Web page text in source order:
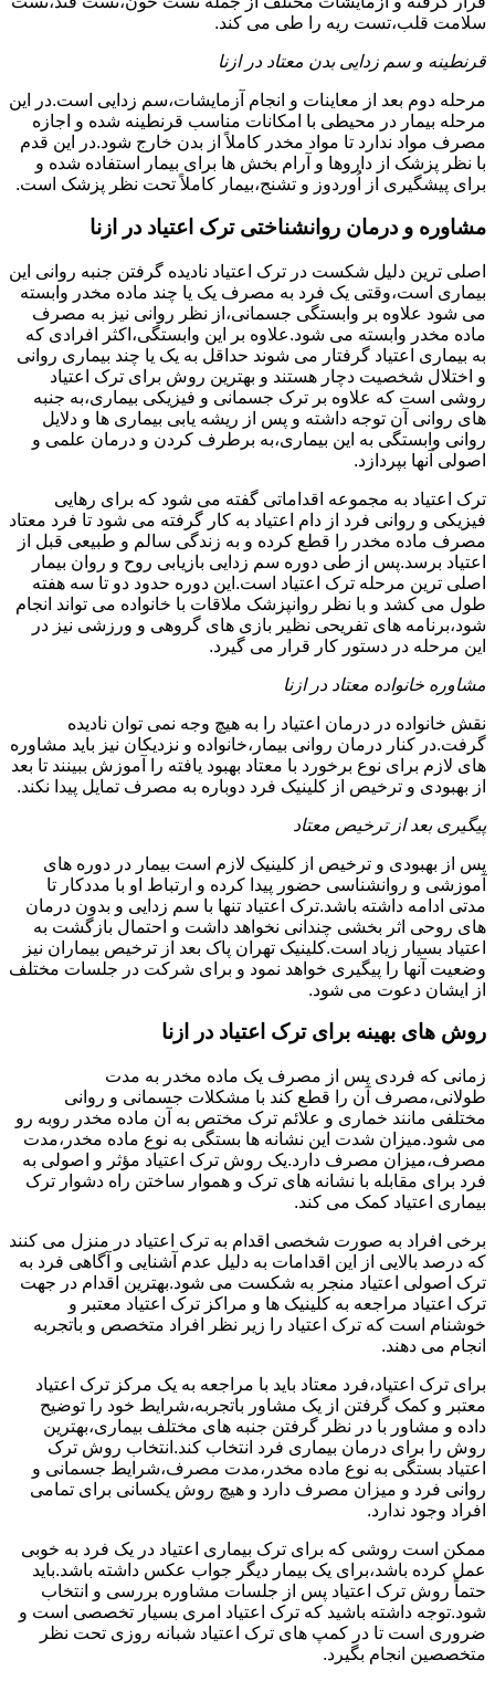
سلامت قلب،تست ریه را طی می کند.
قرنطینه و سم زدایی بدن معتاد در ازنا
مرحله دوم بعد از معاینات و انجام آزمایشات،سم زدایی است.در این
مرحله بیمار در محیطی با امکانات مناسب قرنطینه شده و اجازه
مصرف مواد ندارد تا مواد مخدر کاملاً از بدن خارج شود.در این قدم
با نظر پزشک از داروها و آرام بخش ها برای بیمار استفاده شده و
برای پیشگیری از اُوردوز و تشنج،بیمار کاملاً تحت نظر پزشک است.
مشاوره و درمان روانشناختی ترک اعتیاد در ازنا
اصلی ترین دلیل شکست در ترک اعتیاد نادیده گرفتن جنبه روانی این
بیماری است،وقتی یک فرد به مصرف یک یا چند ماده مخدر وابسته
می شود علاوه بر وابستگی جسمانی،از نظر روانی نیز به مصرف
ماده مخدر وابسته می شود.علاوه بر این وابستگی،اکثر افرادی که
به بیماری اعتیاد گرفتار می شوند حداقل به یک یا چند بیماری روانی
و اختلال شخصیت دچار هستند و بهترین روش برای ترک اعتیاد
روشی است که علاوه بر ترک جسمانی و فیزیکی بیماری،به جنبه
های روانی آن توجه داشته و پس از ریشه یابی بیماری ها و دلایل
روانی وابستگی به این بیماری،به برطرف کردن و درمان علمی و
اصولی آنها بپردازد.
ترک اعتیاد به مجموعه اقداماتی گفته می شود که برای رهایی
فیزیکی و روانی فرد از دام اعتیاد به کار گرفته می شود تا فرد معتاد
مصرف ماده مخدر را قطع کرده و به زندگی سالم و طبیعی قبل از
اعتیاد برسد.پس از طی دوره سم زدایی بازیابی روح و روان بیمار
اصلی ترین مرحله ترک اعتیاد است.این دوره حدود دو تا سه هفته
طول می کشد و با نظر روانپزشک ملاقات با خانواده می تواند انجام
شود،برنامه های تفریحی نظیر بازی های گروهی و ورزشی نیز در
این مرحله در دستور کار قرار می گیرد.
مشاوره خانواده معتاد در ازنا
نقش خانواده در درمان اعتیاد را به هیچ وجه نمی توان نادیده
گرفت.در کنار درمان روانی بیمار،خانواده و نزدیکان نیز باید مشاوره
های لازم برای نوع برخورد با معتاد بهبود یافته را آموزش ببینند تا بعد
از بهبودی و ترخیص از کلینیک فرد دوباره به مصرف تمایل پیدا نکند.
پیگیری بعد از ترخیص معتاد
پس از بهبودی و ترخیص از کلینیک لازم است بیمار در دوره های
آموزشی و روانشناسی حضور پیدا کرده و ارتباط او با مددکار تا
مدتی ادامه داشته باشد.ترک اعتیاد تنها با سم زدایی و بدون درمان
های روحی اثر بخشی چندانی نخواهد داشت و احتمال بازگشت به
اعتیاد بسیار زیاد است.کلینیک تهران پاک بعد از ترخیص بیماران نیز
وضعیت آنها را پیگیری خواهد نمود و برای شرکت در جلسات مختلف
از ایشان دعوت می شود.
روش های بهینه برای ترک اعتیاد در ازنا
زمانی که فردی پس از مصرف یک ماده مخدر به مدت
طولانی،مصرف آن را قطع کند با مشکلات جسمانی و روانی
مختلفی مانند خماری و علائم ترک مختص به آن ماده مخدر روبه رو
می شود.میزان شدت این نشانه ها بستگی به نوع ماده مخدر،مدت
مصرف،میزان مصرف دارد.یک روش ترک اعتیاد مؤثر و اصولی به
فرد برای مقابله با نشانه های ترک و هموار ساختن راه دشوار ترک
بیماری اعتیاد کمک می کند.
برخی افراد به صورت شخصی اقدام به ترک اعتیاد در منزل می کنند
که درصد بالایی از این اقدامات به دلیل عدم آشنایی و آگاهی فرد به
ترک اصولی اعتیاد منجر به شکست می شود.بهترین اقدام در جهت
ترک اعتیاد مراجعه به کلینیک ها و مراکز ترک اعتیاد معتبر و
خوشنام است که ترک اعتیاد را زیر نظر افراد متخصص و باتجربه
انجام می دهند.
برای ترک اعتیاد،فرد معتاد باید با مراجعه به یک مرکز ترک اعتیاد
معتبر و کمک گرفتن از یک مشاور باتجربه،شرایط خود را توضیح
داده و مشاور با در نظر گرفتن جنبه های مختلف بیماری،بهترین
روش را برای درمان بیماری فرد انتخاب کند.انتخاب روش ترک
اعتیاد بستگی به نوع ماده مخدر،مدت مصرف،شرایط جسمانی و
روانی فرد و میزان مصرف دارد و هیچ روش یکسانی برای تمامی
افراد وجود ندارد.
ممکن است روشی که برای ترک بیماری اعتیاد در یک فرد به خوبی
عمل کرده باشد،برای یک بیمار دیگر جواب عکس داشته باشد.باید
حتماً روش ترک اعتیاد پس از جلسات مشاوره بررسی و انتخاب
شود.توجه داشته باشید که ترک اعتیاد امری بسیار تخصصی است و
ضروری است تا در کمپ های ترک اعتیاد شبانه روزی تحت نظر
متخصصین انجام بگیرد.